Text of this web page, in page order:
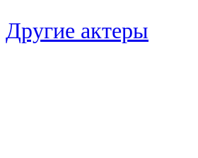
Другие актеры